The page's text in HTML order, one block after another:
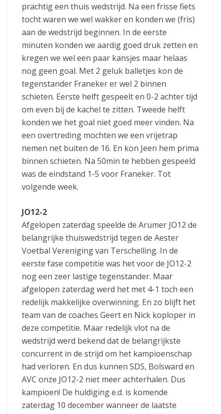
prachtig een thuis wedstrijd. Na een frisse fiets
tocht waren we wel wakker en konden we (fris)
aan de wedstrijd beginnen. In de eerste
minuten konden we aardig goed druk zetten en
kregen we wel een paar kansjes maar helaas
nog geen goal. Met 2 geluk balletjes kon de
tegenstander Franeker er wel 2 binnen
schieten. Eerste helft gespeelt en 0-2 achter tijd
om even bij de kachel te zitten. Tweede helft
konden we het goal niet goed meer vinden. Na
een overtreding mochten we een vrijetrap
nemen net buiten de 16. En kon Jeen hem prima
binnen schieten. Na 50min te hebben gespeeld
was de eindstand 1-5 voor Franeker. Tot
volgende week.
JO12-2
Afgelopen zaterdag speelde de Arumer JO12 de
belangrijke thuiswedstrijd tegen de Aester
Voetbal Vereniging van Terschelling. In de
eerste fase competitie was het voor de JO12-2
nog een zeer lastige tegenstander. Maar
afgelopen zaterdag werd het met 4-1 toch een
redelijk makkelijke overwinning. En zo blijft het
team van de coaches Geert en Nick koploper in
deze competitie. Maar redelijk vlot na de
wedstrijd werd bekend dat de belangrijkste
concurrent in de strijd om het kampioenschap
had verloren. En dus kunnen SDS, Bolsward en
AVC onze JO12-2 niet meer achterhalen. Dus
kampioen! De huldiging e.d. is komende
zaterdag 10 december wanneer de laatste